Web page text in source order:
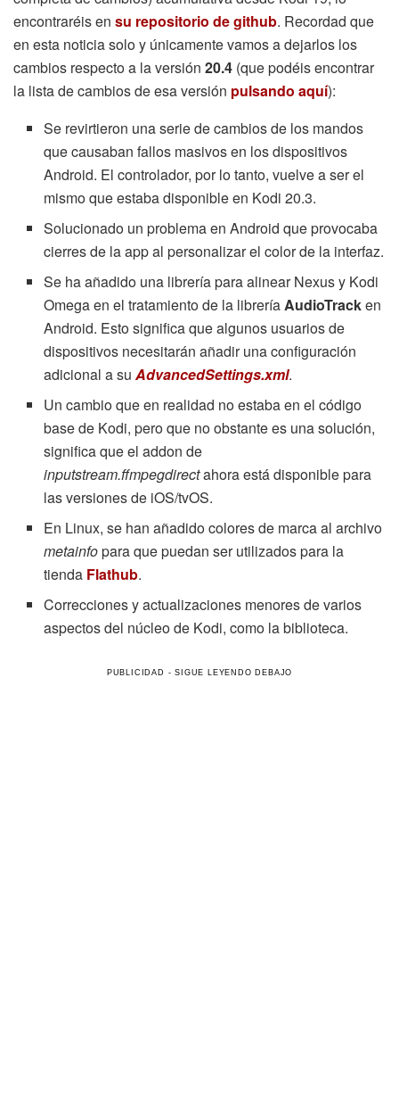
encontraréis en su repositorio de github. Recordad que
en esta noticia solo y únicamente vamos a dejarlos los
cambios respecto a la versión 20.4 (que podéis encontrar
la lista de cambios de esa versión pulsando aquí):
Se revirtieron una serie de cambios de los mandos
que causaban fallos masivos en los dispositivos
Android. El controlador, por lo tanto, vuelve a ser el
mismo que estaba disponible en Kodi 20.3.
Solucionado un problema en Android que provocaba
cierres de la app al personalizar el color de la interfaz.
Se ha añadido una librería para alinear Nexus y Kodi
Omega en el tratamiento de la libreríaAudioTracken
Android. Esto significa que algunos usuarios de
dispositivos necesitarán añadir una configuración
adicional a suAdvancedSettings.xml.
Un cambio que en realidad no estaba en el código
base de Kodi, pero que no obstante es una solución,
significa que el addon de
inputstream.ffmpegdirectahora está disponible para
las versiones de iOS/tvOS.
En Linux, se han añadido colores de marca al archivo
metainfopara que puedan ser utilizados para la
tienda Flathub.
Correcciones y actualizaciones menores de varios
aspectos del núcleo de Kodi, como la biblioteca.